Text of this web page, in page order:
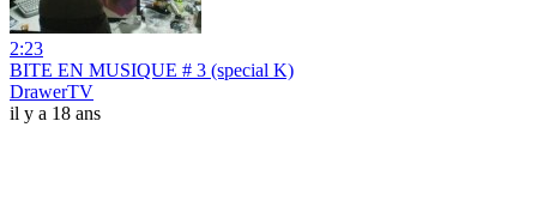
2:23
BITE EN MUSIQUE # 3 (special K)
DrawerTV
il y a 18 ans